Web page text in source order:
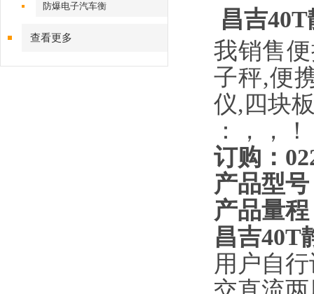
防爆电子汽车衡
查看更多
昌吉
我销售
子秤,便
仪,四块
：，，！
订购：
产品型
产品量
昌吉40T
用户自